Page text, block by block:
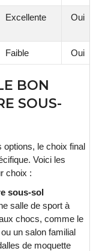
Excellente Oui
Faible Oui
BON
SOUS-
le choix final
Voici les
choix :
sous-sol
salle de sport à
chocs, comme le
un salon familial
de moquette